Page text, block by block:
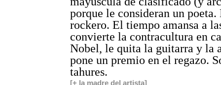
porque le consideran un poeta.
rockero. El tiempo amansa a
convierte la contracultura en
Nobel, le quita la guitarra y la
pone un premio en el regazo.
tahures.
[+ la madre del artista]